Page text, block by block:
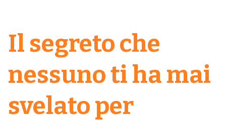
Il segreto che
nessuno ti ha mai
svelato per